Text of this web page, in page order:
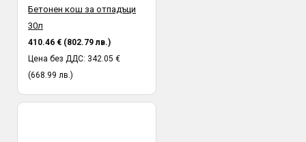
Бетонен кош за отпадъци
30л
410.46 € (802.79 лв.)
Цена без ДДС: 342.05 €
(668.99 лв.)